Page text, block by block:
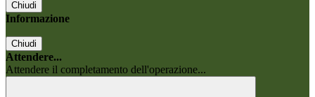
Chiudi
Informazione
Chiudi
Attendere...
Attendere il completamento dell'operazione...